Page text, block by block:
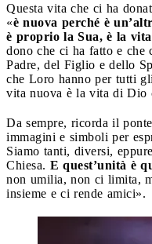
Questa vita che ci ha
«è nuova perché è
è proprio la Sua, è la
dono che ci ha fatto e che
Padre, del Figlio e dello
che Loro hanno per tutti
vita nuova è la vita di Dio
Da sempre, ricorda il
immagini e simboli per
Siamo tanti, diversi,
Chiesa. E quest’unità è
non umilia, non ci limita,
insieme e ci rende amici».